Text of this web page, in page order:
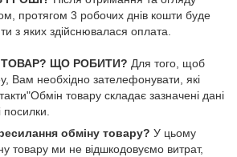
протягом 3 робочих днів кошти буде
з яких здійснювалася оплата.
ЩО РОБИТИ? Для того, щоб
Вам необхідно зателефонувати, які
товару складає зазначені дані
обміну товару? У цьому
товару ми не відшкодовуємо витрат,